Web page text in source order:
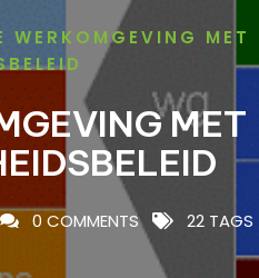
WERKOMGEVING MET
MET
0 COMMENTS 22 TAGS